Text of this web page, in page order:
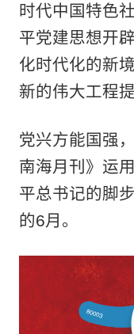
时代中国特色
平党建思想开
化时代化的新
新的伟大工程
党兴方能国强
南海月刊》运
平总书记的脚
的6月。